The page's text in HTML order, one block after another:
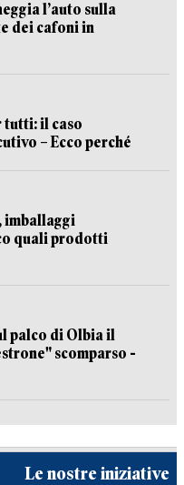
l’auto sulla
dei cafoni in
tutti: il caso
– Ecco perché
imballaggi
quali prodotti
palco di Olbia il
scomparso -
Le nostre iniziative